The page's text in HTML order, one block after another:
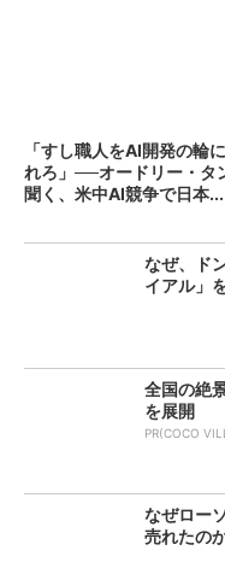
「すし職人をAI開発の輪
れろ」──オードリー・タ
聞く、米中AI競争で日本...
なぜ、ド
イアル」
全国の絶
を展開
PR(COCO
なぜロー
売れたの